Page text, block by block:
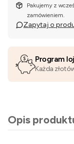
Pakujemy z
zamówieniem.
Zapytaj o
Program
Każda
Opis